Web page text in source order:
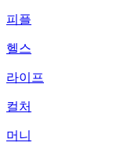
피플
헬스
라이프
컬처
머니